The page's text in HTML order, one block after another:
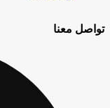
تواصل معنا